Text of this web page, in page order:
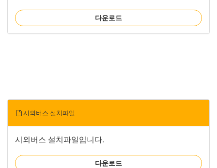
다운로드
시외버스 설치파일
시외버스 설치파일입니다.
다운로드